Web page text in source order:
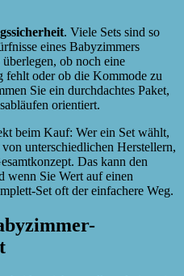
. Viele Sets sind so
eines Babyzimmers
ob noch eine
fehlt oder ob die Kommode zu
Sie ein durchdachtes Paket,
orientiert.
beim Kauf: Wer ein Set wählt,
unterschiedlichen Herstellern,
Das kann den
wenn Sie Wert auf einen
Set oft der einfachere Weg.